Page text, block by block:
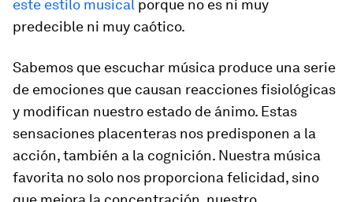
este estilo musical porque no es ni muy
predecible ni muy caótico.
Sabemos que escuchar música produce una serie
de emociones que causan reacciones fisiológicas
y modifican nuestro estado de ánimo. Estas
sensaciones placenteras nos predisponen a la
acción, también a la cognición. Nuestra música
favorita no solo nos proporciona felicidad, sino